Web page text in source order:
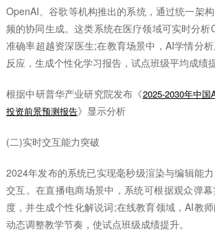
OpenAI、谷歌等机构推出的系统，通过统一架
频的协同生成。这类系统在医疗领域可实时分
准确率超越资深医生;在教育场景中，AI学情分
反应，生成个性化学习报告，试点班级平均成绩
根据中研普华产业研究院发布《2025-2030年中
投资前景预测报告》显示分析
(二)实时交互能力突破
2024年发布的系统已实现毫秒级渲染与编辑能
交互。在直播电商场景中，系统可根据观众弹
度，并生成个性化解说词;在线教育领域，AI教
动态调整教学节奏，使试点班级成绩提升。